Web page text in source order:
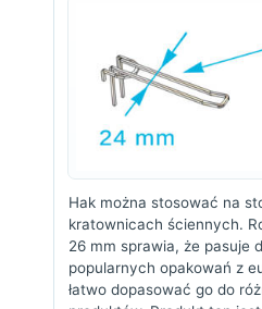
Hak można stosować na
kratownicach ściennych.
26 mm sprawia, że pasuje
popularnych opakowań z
łatwo dopasować go do